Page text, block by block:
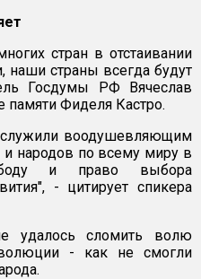
стран в отстаивании
наши страны всегда будут
Госдумы РФ Вячеслав
памяти Фиделя Кастро.
воодушевляющим
народов по всему миру в
и право выбора
- цитирует спикера
удалось сломить волю
- как не смогли